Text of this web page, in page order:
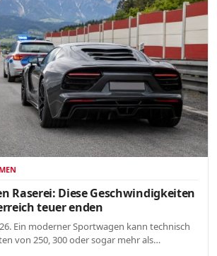
Raserei: Diese Geschwindigkeiten
teuer enden
Ein moderner Sportwagen kann technisch
von 250, 300 oder sogar mehr als…